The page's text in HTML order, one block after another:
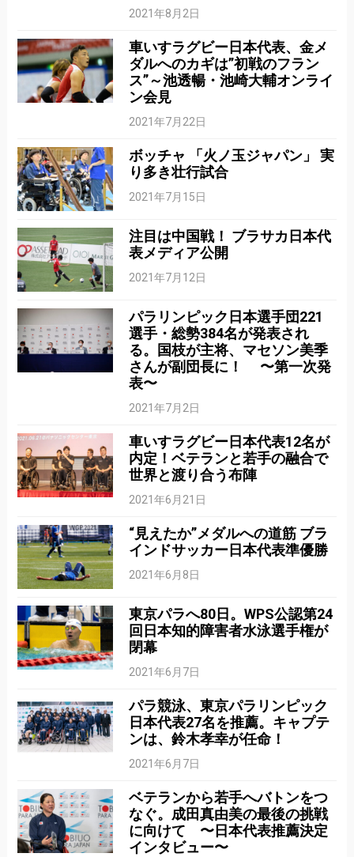
2021年8月2日
車いすラグビー日本代表、金メ
ダルへのカギは”初戦のフラン
ス”～池透暢・池崎大輔オンライ
ン会見
2021年7月22日
ボッチャ 「火ノ玉ジャパン」 実
り多き壮行試合
2021年7月15日
注目は中国戦！ ブラサカ日本代
表メディア公開
2021年7月12日
パラリンピック日本選手団221
選手・総勢384名が発表され
る。国枝が主将、マセソン美季
さんが副団長に！ 〜第一次発
表〜
2021年7月2日
車いすラグビー日本代表12名が
内定！ベテランと若手の融合で
世界と渡り合う布陣
2021年6月21日
“見えたか”メダルへの道筋 ブラ
インドサッカー日本代表準優勝
2021年6月8日
東京パラへ80日。WPS公認第24
回日本知的障害者水泳選手権が
閉幕
2021年6月7日
パラ競泳、東京パラリンピック
日本代表27名を推薦。キャプテ
ンは、鈴木孝幸が任命！
2021年6月7日
ベテランから若手へバトンをつ
なぐ。成田真由美の最後の挑戦
に向けて 〜日本代表推薦決定
インタビュー〜